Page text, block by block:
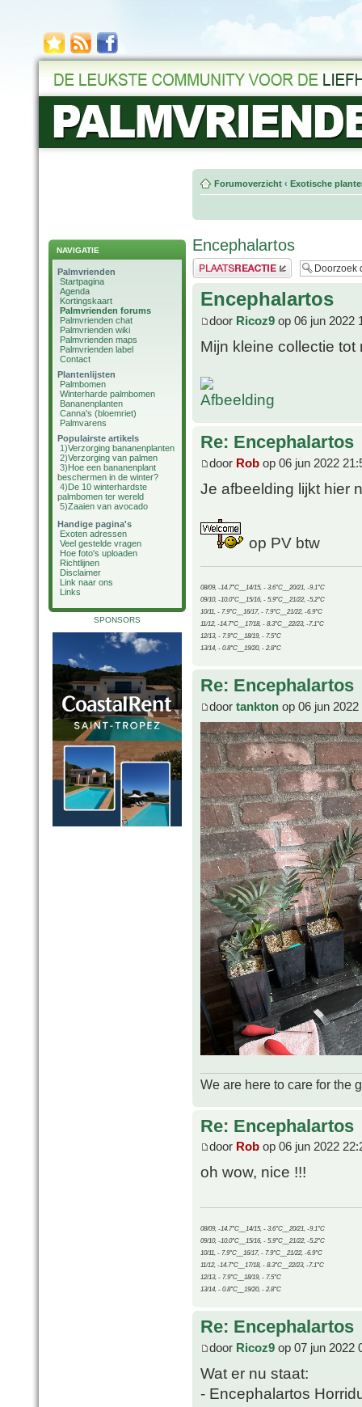
NAVIGATIE
Palmvrienden
Startpagina
Agenda
Kortingskaart
Palmvrienden forums
Palmvrienden chat
Palmvrienden wiki
Palmvrienden maps
Palmvrienden label
Contact
Plantenlijsten
Palmbomen
Winterharde palmbomen
Bananenplanten
Canna's (bloemriet)
Palmvarens
Populairste artikels
1)Verzorging bananenplanten
2)Verzorging van palmen
3)Hoe een bananenplant
beschermen in de winter?
4)De 10 winterhardste
palmbomen ter wereld
5)Zaaien van avocado
Handige pagina's
Exoten adressen
Veel gestelde vragen
Hoe foto's uploaden
Richtlijnen
Disclaimer
Link naar ons
Links
SPONSORS
Forumoverzicht ‹ Exotische
Encephalartos
Plaats een reactie
Encephalartos
door Ricoz9 op 06 jun 2022
Mijn kleine collectie tot
Re: Encephalartos
door Rob op 06 jun 2022
Je afbeelding lijkt hier
op PV btw
08/09, -14.7°C__14/15, - 3.6°C__20/21, -9.1°C
09/10, -10.0°C__15/16, - 5.9°C__21/22, -5.2°C
10/11, - 7.9°C__16/17, - 7.9°C__21/22, -6.9°C
11/12, -14.7°C__17/18, - 8.3°C__22/23, -7.1°C
12/13, - 7.9°C__18/19, - 7.5°C
13/14, - 0.8°C__19/20, - 2.8°C
Re: Encephalartos
door tankton op 06 jun 2022
We are here to care for the
Re: Encephalartos
door Rob op 06 jun 2022
oh wow, nice !!!
08/09, -14.7°C__14/15, - 3.6°C__20/21, -9.1°C
09/10, -10.0°C__15/16, - 5.9°C__21/22, -5.2°C
10/11, - 7.9°C__16/17, - 7.9°C__21/22, -6.9°C
11/12, -14.7°C__17/18, - 8.3°C__22/23, -7.1°C
12/13, - 7.9°C__18/19, - 7.5°C
13/14, - 0.8°C__19/20, - 2.8°C
Re: Encephalartos
door Ricoz9 op 07 jun 2022
Wat er nu staat:
- Encephalartos